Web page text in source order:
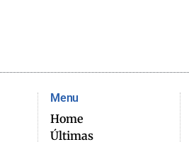
Menu
Home
Últimas